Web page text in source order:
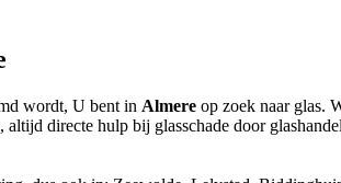
wordt, U bent in Almere op zoek naar glas.
directe hulp bij glasschade door